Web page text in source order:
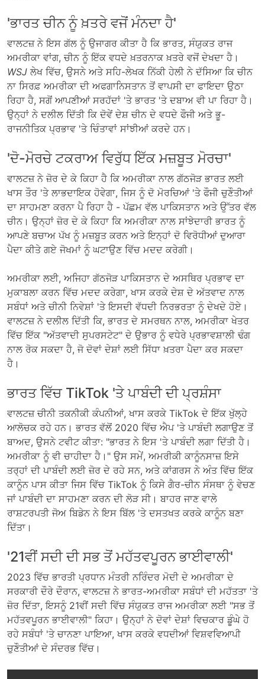
'ਭਾਰਤ ਚੀਨ ਨੂੰ ਖ਼ਤਰੇ ਵਜੋਂ ਮੰਨਦਾ ਹੈ'
ਵਾਲਟਜ਼ ਨੇ ਇਸ ਗੱਲ ਨੂੰ ਉਜਾਗਰ ਕੀਤਾ ਹੈ ਕਿ ਭਾਰਤ, ਸੰਯੁਕਤ ਰਾਜ
ਅਮਰੀਕਾ ਵਾਂਗ, ਚੀਨ ਨੂੰ ਇੱਕ ਵਧਦੇ ਖ਼ਤਰਨਾਕ ਖ਼ਤਰੇ ਵਜੋਂ ਦੇਖਦਾ ਹੈ।
WSJ ਲੇਖ ਵਿੱਚ, ਉਸਨੇ ਅਤੇ ਸਹਿ-ਲੇਖਕ ਨਿੱਕੀ ਹੇਲੀ ਨੇ ਦੱਸਿਆ ਕਿ ਚੀਨ
ਨਾ ਸਿਰਫ਼ ਅਮਰੀਕਾ ਦੀ ਅਫਗਾਨਿਸਤਾਨ ਤੋਂ ਵਾਪਸੀ ਦਾ ਫਾਇਦਾ ਉਠਾ
ਰਿਹਾ ਹੈ, ਸਗੋਂ ਆਪਣੀਆਂ ਸਰਹੱਦਾਂ 'ਤੇ ਭਾਰਤ 'ਤੇ ਦਬਾਅ ਵੀ ਪਾ ਰਿਹਾ ਹੈ।
ਉਨ੍ਹਾਂ ਨੇ ਦਲੀਲ ਦਿੱਤੀ ਕਿ ਦੋਵੇਂ ਦੇਸ਼ ਚੀਨ ਦੇ ਵਧਦੇ ਫੌਜੀ ਅਤੇ ਭੂ-
ਰਾਜਨੀਤਿਕ ਪ੍ਰਭਾਵ 'ਤੇ ਚਿੰਤਾਵਾਂ ਸਾਂਝੀਆਂ ਕਰਦੇ ਹਨ।
'ਦੋ-ਮੋਰਚੇ ਟਕਰਾਅ ਵਿਰੁੱਧ ਇੱਕ ਮਜ਼ਬੂਤ ​​ਮੋਰਚਾ'
ਵਾਲਟਜ਼ ਨੇ ਜ਼ੋਰ ਦੇ ਕੇ ਕਿਹਾ ਹੈ ਕਿ ਅਮਰੀਕਾ ਨਾਲ ਗੱਠਜੋੜ ਭਾਰਤ ਲਈ
ਖਾਸ ਤੌਰ 'ਤੇ ਲਾਭਦਾਇਕ ਹੋਵੇਗਾ, ਜਿਸ ਨੂੰ ਦੋ ਮੋਰਚਿਆਂ 'ਤੇ ਫੌਜੀ ਚੁਣੌਤੀਆਂ
ਦਾ ਸਾਹਮਣਾ ਕਰਨਾ ਪੈ ਰਿਹਾ ਹੈ - ਪੱਛਮ ਵੱਲ ਪਾਕਿਸਤਾਨ ਅਤੇ ਉੱਤਰ ਵੱਲ
ਚੀਨ। ਉਨ੍ਹਾਂ ਜ਼ੋਰ ਦੇ ਕੇ ਕਿਹਾ ਕਿ ਅਮਰੀਕਾ ਨਾਲ ਸਾਂਝੇਦਾਰੀ ਭਾਰਤ ਨੂੰ
ਆਪਣੇ ਬਚਾਅ ਪੱਖ ਨੂੰ ਮਜ਼ਬੂਤ ​​ਕਰਨ ਅਤੇ ਇਨ੍ਹਾਂ ਦੋ ਵਿਰੋਧੀਆਂ ਦੁਆਰਾ
ਪੈਦਾ ਕੀਤੇ ਗਏ ਜੋਖਮਾਂ ਨੂੰ ਘਟਾਉਣ ਵਿੱਚ ਮਦਦ ਕਰੇਗੀ।
ਅਮਰੀਕਾ ਲਈ, ਅਜਿਹਾ ਗੱਠਜੋੜ ਪਾਕਿਸਤਾਨ ਦੇ ਅਸਥਿਰ ਪ੍ਰਭਾਵ ਦਾ
ਮੁਕਾਬਲਾ ਕਰਨ ਵਿੱਚ ਮਦਦ ਕਰੇਗਾ, ਖਾਸ ਕਰਕੇ ਦੇਸ਼ ਦੇ ਅੱਤਵਾਦ ਨਾਲ
ਸਬੰਧਾਂ ਅਤੇ ਚੀਨੀ ਨਿਵੇਸ਼ਾਂ 'ਤੇ ਇਸਦੀ ਵੱਧਦੀ ਨਿਰਭਰਤਾ ਨੂੰ ਦੇਖਦੇ ਹੋਏ।
ਵਾਲਟਜ਼ ਨੇ ਦਲੀਲ ਦਿੱਤੀ ਕਿ, ਭਾਰਤ ਦੇ ਸਮਰਥਨ ਨਾਲ, ਅਮਰੀਕਾ ਖੇਤਰ
ਵਿੱਚ ਇੱਕ "ਅੱਤਵਾਦੀ ਸੁਪਰਸਟੇਟ" ਦੇ ਉਭਾਰ ਨੂੰ ਵਧੇਰੇ ਪ੍ਰਭਾਵਸ਼ਾਲੀ ਢੰਗ
ਨਾਲ ਰੋਕ ਸਕਦਾ ਹੈ, ਜੋ ਦੋਵਾਂ ਦੇਸ਼ਾਂ ਲਈ ਸਿੱਧਾ ਖ਼ਤਰਾ ਪੈਦਾ ਕਰ ਸਕਦਾ
ਹੈ।
ਭਾਰਤ ਵਿੱਚ TikTok 'ਤੇ ਪਾਬੰਦੀ ਦੀ ਪ੍ਰਸ਼ੰਸਾ
ਵਾਲਟਜ਼ ਚੀਨੀ ਤਕਨੀਕੀ ਕੰਪਨੀਆਂ, ਖਾਸ ਕਰਕੇ TikTok ਦੇ ਇੱਕ ਖੁੱਲ੍ਹੇ
ਆਲੋਚਕ ਰਹੇ ਹਨ। ਭਾਰਤ ਵੱਲੋਂ 2020 ਵਿੱਚ ਐਪ 'ਤੇ ਪਾਬੰਦੀ ਲਗਾਉਣ ਤੋਂ
ਬਾਅਦ, ਉਸਨੇ ਟਵੀਟ ਕੀਤਾ: "ਭਾਰਤ ਨੇ ਇਸ 'ਤੇ ਪਾਬੰਦੀ ਲਗਾ ਦਿੱਤੀ ਹੈ।
ਅਮਰੀਕਾ ਨੂੰ ਵੀ ਚਾਹੀਦਾ ਹੈ।" ਉਸ ਸਮੇਂ, ਅਮਰੀਕੀ ਕਾਨੂੰਨਸਾਜ਼ ਇਸੇ
ਤਰ੍ਹਾਂ ਦੀ ਪਾਬੰਦੀ ਲਈ ਜ਼ੋਰ ਦੇ ਰਹੇ ਸਨ, ਅਤੇ ਕਾਂਗਰਸ ਨੇ ਅੰਤ ਵਿੱਚ ਇੱਕ
ਕਾਨੂੰਨ ਪਾਸ ਕੀਤਾ ਜਿਸ ਵਿੱਚ TikTok ਨੂੰ ਕਿਸੇ ਗੈਰ-ਚੀਨ ਸੰਸਥਾ ਨੂੰ ਵੇਚਣ
ਜਾਂ ਪਾਬੰਦੀ ਦਾ ਸਾਹਮਣਾ ਕਰਨ ਦੀ ਲੋੜ ਸੀ। ਬਾਹਰ ਜਾਣ ਵਾਲੇ
ਰਾਸ਼ਟਰਪਤੀ ਜੋਅ ਬਿਡੇਨ ਨੇ ਇਸ ਬਿੱਲ 'ਤੇ ਦਸਤਖਤ ਕਰਕੇ ਕਾਨੂੰਨ ਬਣਾ
ਦਿੱਤਾ।
'21ਵੀਂ ਸਦੀ ਦੀ ਸਭ ਤੋਂ ਮਹੱਤਵਪੂਰਨ ਭਾਈਵਾਲੀ'
2023 ਵਿੱਚ ਭਾਰਤੀ ਪ੍ਰਧਾਨ ਮੰਤਰੀ ਨਰਿੰਦਰ ਮੋਦੀ ਦੇ ਅਮਰੀਕਾ ਦੇ
ਸਰਕਾਰੀ ਦੌਰੇ ਦੌਰਾਨ, ਵਾਲਟਜ਼ ਨੇ ਭਾਰਤ-ਅਮਰੀਕਾ ਸਬੰਧਾਂ ਦੀ ਮਹੱਤਤਾ 'ਤੇ
ਜ਼ੋਰ ਦਿੱਤਾ, ਇਸਨੂੰ 21ਵੀਂ ਸਦੀ ਵਿੱਚ ਸੰਯੁਕਤ ਰਾਜ ਅਮਰੀਕਾ ਲਈ "ਸਭ ਤੋਂ
ਮਹੱਤਵਪੂਰਨ ਭਾਈਵਾਲੀ" ਕਿਹਾ। ਉਨ੍ਹਾਂ ਨੇ ਦੋਵਾਂ ਦੇਸ਼ਾਂ ਵਿਚਕਾਰ ਡੂੰਘੇ ਹੋ
ਰਹੇ ਸਬੰਧਾਂ 'ਤੇ ਚਾਨਣਾ ਪਾਇਆ, ਖਾਸ ਕਰਕੇ ਵਧਦੀਆਂ ਵਿਸ਼ਵਵਿਆਪੀ
ਚੁਣੌਤੀਆਂ ਦੇ ਸੰਦਰਭ ਵਿੱਚ।